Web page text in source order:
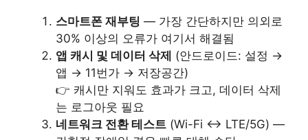
스마트폰 재부팅 — 가장 간단하지만 의외로
30% 이상의 오류가 여기서 해결됨
앱 캐시 및 데이터 삭제 (안드로이드: 설정 →
앱 → 11번가 → 저장공간)
👉 캐시만 지워도 효과가 크고, 데이터 삭제
는 로그아웃 필요
네트워크 전환 테스트 (Wi-Fi ↔ LTE/5G) —